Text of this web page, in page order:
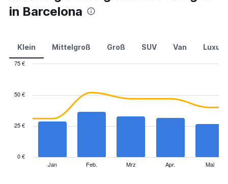
in Barcelona
Klein Mittelgroß Groß SUV Van
has
Jan Feb. Mrz Apr. Mai
0 €
25 €
50 €
75 €